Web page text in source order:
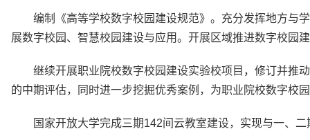
编制《高等学校数字校园建设规范》。充分发挥地方与
展数字校园、智慧校园建设与应用。开展区域推进数字校园
继续开展职业院校数字校园建设实验校项目，修订并推
的中期评估，同时进一步挖掘优秀案例，为职业院校数字校
国家开放大学完成三期142间云教室建设，实现与一、